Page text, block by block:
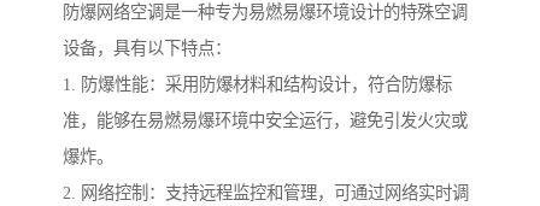
防爆网络空调是一种专为易燃易爆环境设计的特殊空调
设备，具有以下特点：
1. 防爆性能：采用防爆材料和结构设计，符合防爆标
准，能够在易燃易爆环境中安全运行，避免引发火灾或
爆炸。
2. 网络控制：支持远程监控和管理，可通过网络实时调